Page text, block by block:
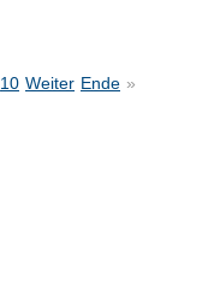
10 Weiter Ende »